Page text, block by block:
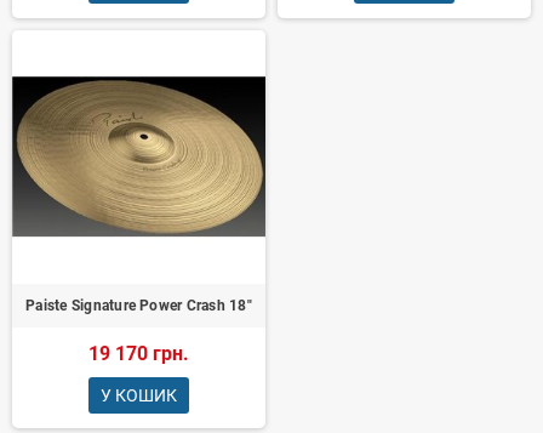
Paiste Signature Power Crash 18"
19 170 грн.
У КОШИК